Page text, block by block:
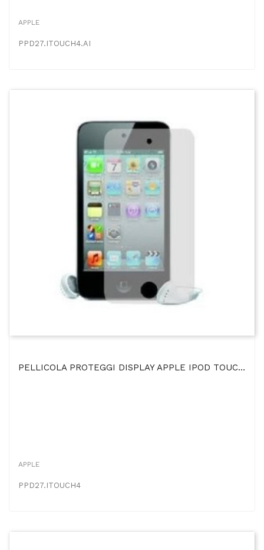
APPLE
PPD27.ITOUCH4.AI
PELLICOLA PROTEGGI DISPLAY APPLE IPOD TOUCH 4ª GENERAZIONE
APPLE
PPD27.ITOUCH4